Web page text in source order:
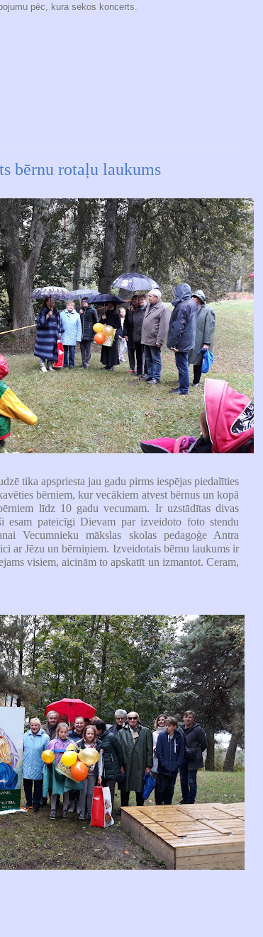
pēc, kura sekos koncerts.
bērnu rotaļu laukums
tika apspriesta jau gadu pirms iespējas piedalīties
bērniem, kur vecākiem atvest bērnus un kopā
līdz 10 gadu vecumam. Ir uzstādītas divas
esam pateicīgi Dievam par izveidoto foto stendu
Vecumnieku mākslas skolas pedagoģe Antra
ar Jēzu un bērniņiem. Izveidotais bērnu laukums ir
visiem, aicinām to apskatīt un izmantot. Ceram,